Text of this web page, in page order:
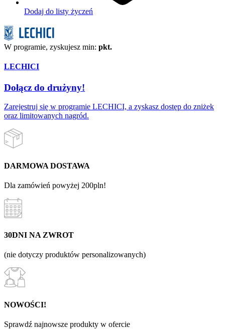
Dodaj do listy życzeń
W programie, zyskujesz min: pkt.
LECHICI
Dołącz do drużyny!
Zarejestruj się w programie LECHICI, a zyskasz dostęp do zniżek
oraz limitowanych nagród.
DARMOWA DOSTAWA
Dla zamówień powyżej 200pln!
30DNI NA ZWROT
(nie dotyczy produktów personalizowanych)
NOWOŚCI!
Sprawdź najnowsze produkty w ofercie